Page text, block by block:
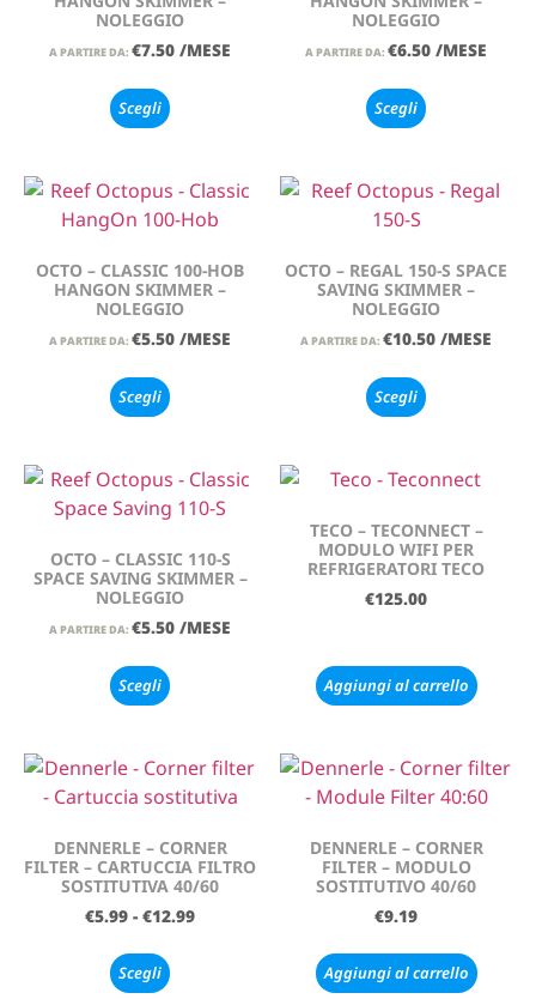
NOLEGGIO
A PARTIRE DA: €7.50 /MESE
Scegli
NOLEGGIO
A PARTIRE DA: €6.50 /MESE
Scegli
OCTO – CLASSIC 100-HOB
HANGON SKIMMER –
NOLEGGIO
A PARTIRE DA: €5.50 /MESE
Scegli
OCTO – REGAL 150-S SPACE
SAVING SKIMMER –
NOLEGGIO
A PARTIRE DA: €10.50 /MESE
Scegli
OCTO – CLASSIC 110-S
SPACE SAVING SKIMMER –
NOLEGGIO
A PARTIRE DA: €5.50 /MESE
Scegli
TECO – TECONNECT –
MODULO WIFI PER
REFRIGERATORI TECO
€125.00
Aggiungi al carrello
DENNERLE – CORNER
FILTER – CARTUCCIA FILTRO
SOSTITUTIVA 40/60
€5.99 - €12.99
Scegli
DENNERLE – CORNER
FILTER – MODULO
SOSTITUTIVO 40/60
€9.19
Aggiungi al carrello